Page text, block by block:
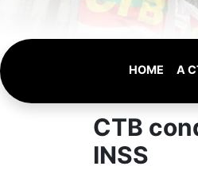
HOME A
CTB
INSS